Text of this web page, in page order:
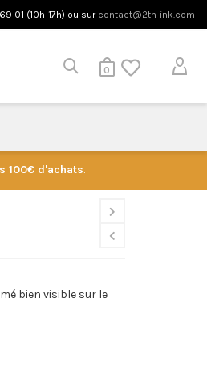
01 (10h-17h) ou sur contact@2th-ink.com
0
100€ d'achats.
bien visible sur le